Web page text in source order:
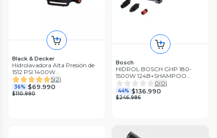
Black & Decker
Hidrolavadora Alta Presión de
1512 PSI 1400W
BLACK+DECKER
5(2)
36% $69.990
$110.990
Bosch
HIDROL.BOSCH GHP 180-
1500W 124B+SHAMPOO
500ML
0(0)
44% $136.990
$246.986